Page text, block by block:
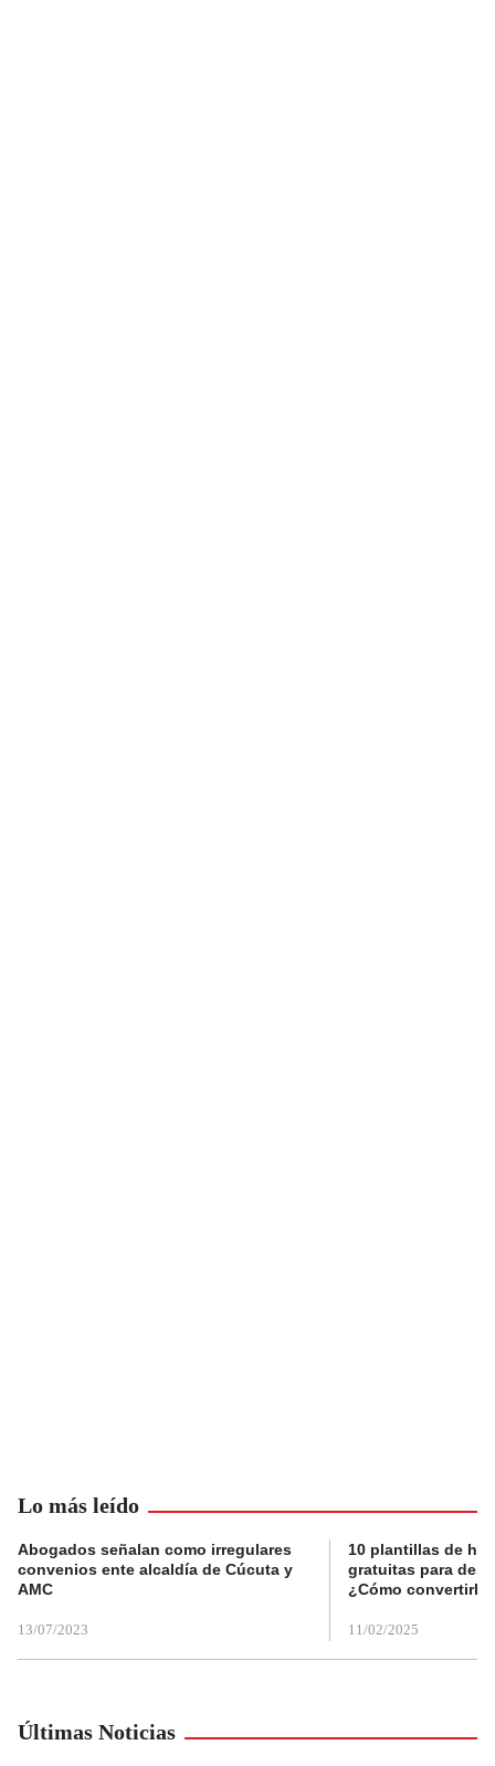
Lo más leído
Abogados señalan como irregulares
convenios ente alcaldía de Cúcuta y
AMC
13/07/2023
10 plantillas de
gratuitas para
¿Cómo convertirla
11/02/2025
Últimas Noticias